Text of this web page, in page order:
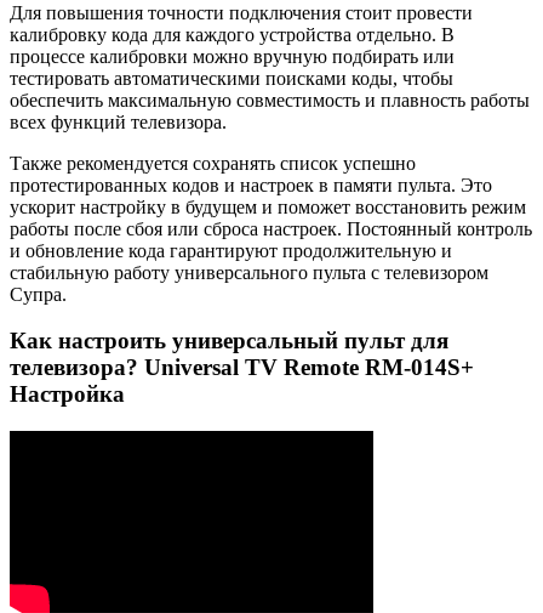
Для повышения точности подключения стоит провести
калибровку кода для каждого устройства отдельно. В
процессе калибровки можно вручную подбирать или
тестировать автоматическими поисками коды, чтобы
обеспечить максимальную совместимость и плавность работы
всех функций телевизора.
Также рекомендуется сохранять список успешно
протестированных кодов и настроек в памяти пульта. Это
ускорит настройку в будущем и поможет восстановить режим
работы после сбоя или сброса настроек. Постоянный контроль
и обновление кода гарантируют продолжительную и
стабильную работу универсального пульта с телевизором
Супра.
Как настроить универсальный пульт для
телевизора? Universal TV Remote RM-014S+
Настройка